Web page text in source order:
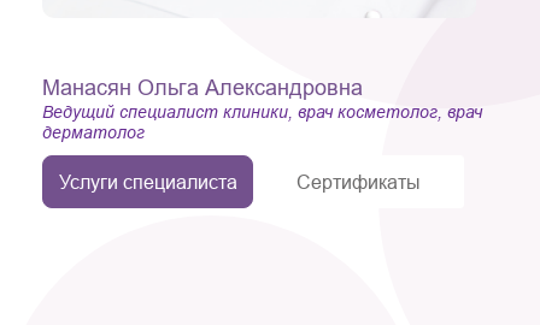
Манасян Ольга Александровна
Ведущий специалист клиники, врач косметолог, врач
дерматолог
Услуги специалиста Сертификаты